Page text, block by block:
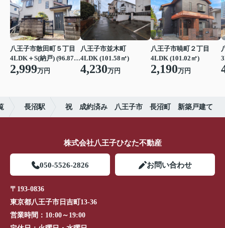
八王子市散田町５丁目
4LDK＋S(納戸) (96.87㎡)
2,999万円
八王子市並木町
4LDK (101.58㎡)
4,230万円
八王子市暁町２丁目
4LDK (101.02㎡)
2,190万円
長沼駅 祝 成約済み 八王子市 長沼町 新築戸建て
株式会社八王子ひなた不動産
050-5526-2826 お問い合わせ
〒193-0836
東京都八王子市日吉町13-36
営業時間： 10:00～19:00